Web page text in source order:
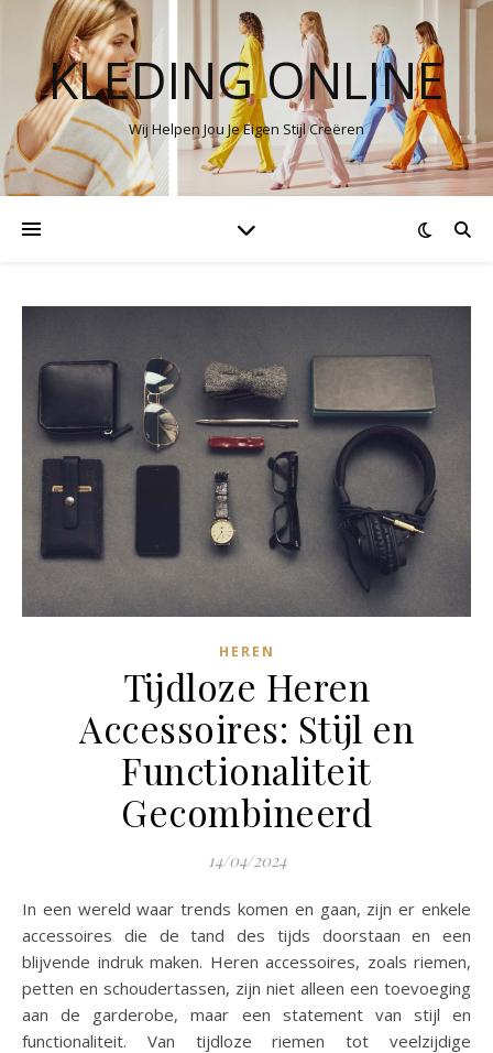
KLEDING ONLINE
Wij Helpen Jou Je Eigen Stijl Creëren
HEREN
Tijdloze Heren
Accessoires: Stijl en
Functionaliteit
Gecombineerd
14/04/2024
In een wereld waar trends komen en gaan, zijn er enkele
accessoires die de tand des tijds doorstaan ​​en een
blijvende indruk maken. Heren accessoires, zoals riemen,
petten en schoudertassen, zijn niet alleen een toevoeging
aan de garderobe, maar een statement van stijl en
functionaliteit. Van tijdloze riemen tot veelzijdige